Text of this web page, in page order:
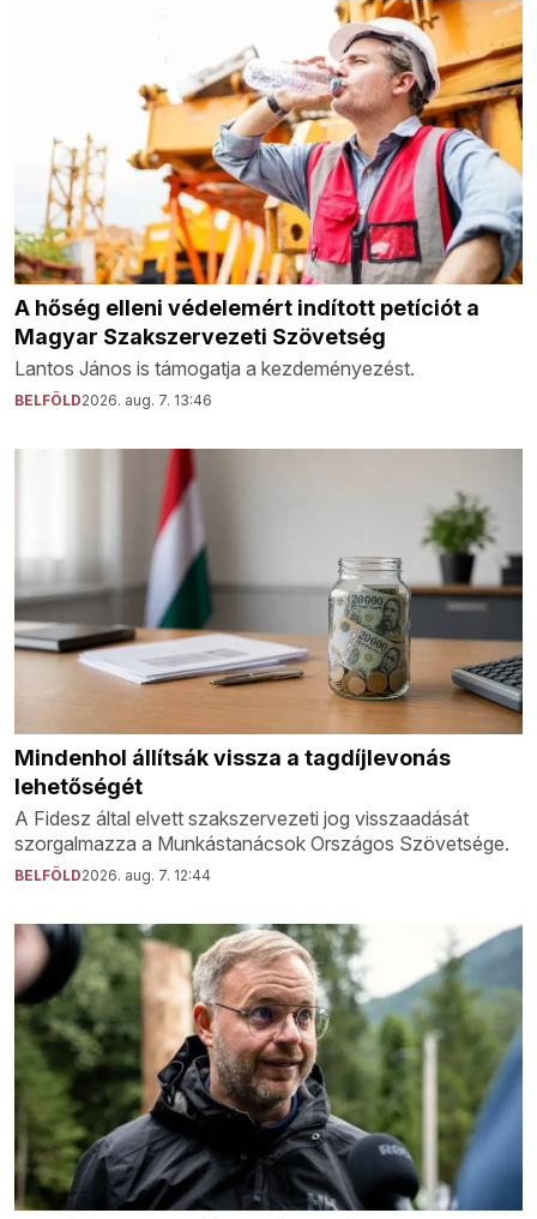
A hőség elleni védelemért indított petíciót a
Magyar Szakszervezeti Szövetség
Lantos János is támogatja a kezdeményezést.
BELFÖLD2026. aug. 7. 13:46
Mindenhol állítsák vissza a tagdíjlevonás
lehetőségét
A Fidesz által elvett szakszervezeti jog visszaadását
szorgalmazza a Munkástanácsok Országos Szövetsége.
BELFÖLD2026. aug. 7. 12:44